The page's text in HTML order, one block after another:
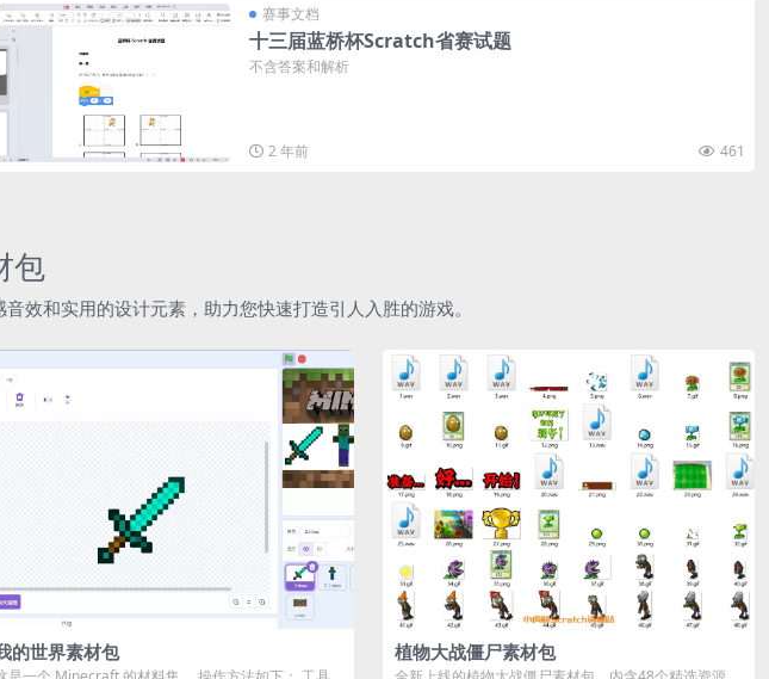
赛事文档
十三届蓝桥杯Scratch省赛试题
不含答案和解析
2 年前 461
包
效和实用的设计元素，助力您快速打造引人入胜的游戏。
的世界素材包 植物大战僵尸素材包